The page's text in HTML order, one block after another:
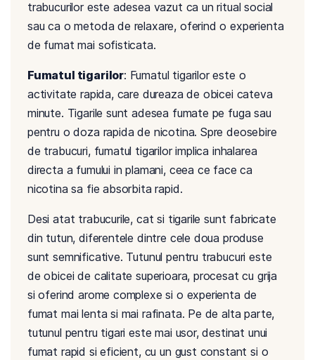
trabucurilor este adesea vazut ca un ritual social
sau ca o metoda de relaxare, oferind o experienta
de fumat mai sofisticata.
Fumatul tigarilor: Fumatul tigarilor este o
activitate rapida, care dureaza de obicei cateva
minute. Tigarile sunt adesea fumate pe fuga sau
pentru o doza rapida de nicotina. Spre deosebire
de trabucuri, fumatul tigarilor implica inhalarea
directa a fumului in plamani, ceea ce face ca
nicotina sa fie absorbita rapid.
Desi atat trabucurile, cat si tigarile sunt fabricate
din tutun, diferentele dintre cele doua produse
sunt semnificative. Tutunul pentru trabucuri este
de obicei de calitate superioara, procesat cu grija
si oferind arome complexe si o experienta de
fumat mai lenta si mai rafinata. Pe de alta parte,
tutunul pentru tigari este mai usor, destinat unui
fumat rapid si eficient, cu un gust constant si o